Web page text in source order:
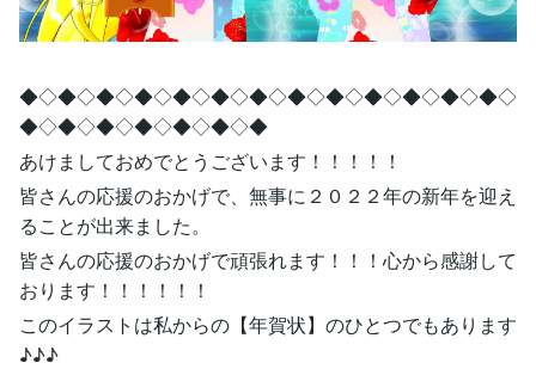
◆◇◆◇◆◇◆◇◆◇◆◇◆◇◆◇◆◇◆◇◆◇◆◇◆◇
◆◇◆◇◆◇◆◇◆◇◆◇◆
あけましておめでとうございます！！！！！
皆さんの応援のおかげで、無事に２０２２年の新年を迎え
ることが出来ました。
皆さんの応援のおかげで頑張れます！！！心から感謝して
おります！！！！！！
このイラストは私からの【年賀状】のひとつでもあります
♪♪♪